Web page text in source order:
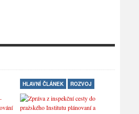
HLAVNÍ ČLÁNEK ROZVOJ